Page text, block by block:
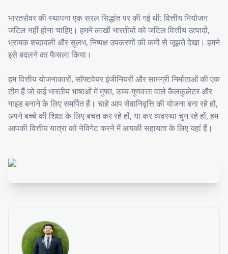
भारतसेवर की स्थापना एक सरल सिद्धांत पर की गई थी: वित्तीय नियोजन
जटिल नहीं होना चाहिए। हमने लाखों भारतीयों को जटिल वित्तीय उत्पादों,
भ्रामक शब्दावली और सुलभ, निष्पक्ष उपकरणों की कमी से जूझते देखा। हमने
इसे बदलने का फैसला किया।
हम वित्तीय योजनाकारों, सॉफ्टवेयर इंजीनियरों और सामग्री निर्माताओं की एक
टीम हैं जो कई भारतीय भाषाओं में मुफ्त, उच्च-गुणवत्ता वाले कैलकुलेटर और
गाइड बनाने के लिए समर्पित हैं। चाहे आप सेवानिवृत्ति की योजना बना रहे हों,
अपने बच्चे की शिक्षा के लिए बचत कर रहे हों, या कर व्यवस्था चुन रहे हों, हम
आपकी वित्तीय यात्रा को नेविगेट करने में आपकी सहायता के लिए यहां हैं।